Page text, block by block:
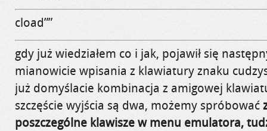
cload””
gdy już wiedziałem co i jak, pojawił się
mianowicie wpisania z klawiatury znaku
już domyślacie kombinacja z amigowej
szczęście wyjścia są dwa, możemy spróbować
poszczególne klawisze w menu emulatora,